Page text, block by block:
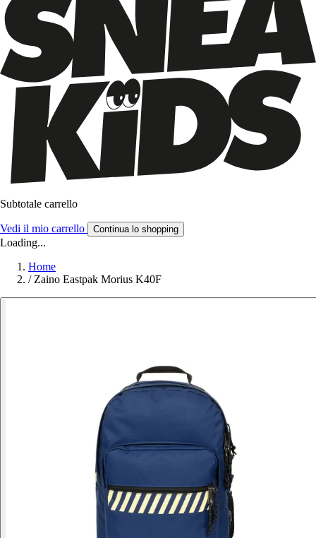
Subtotale carrello
Vedi il mio carrello Continua lo shopping
Loading...
Home
/ Zaino Eastpak Morius K40F